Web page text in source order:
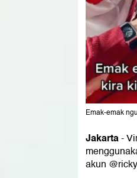
Emak-emak
Jakarta-
akun